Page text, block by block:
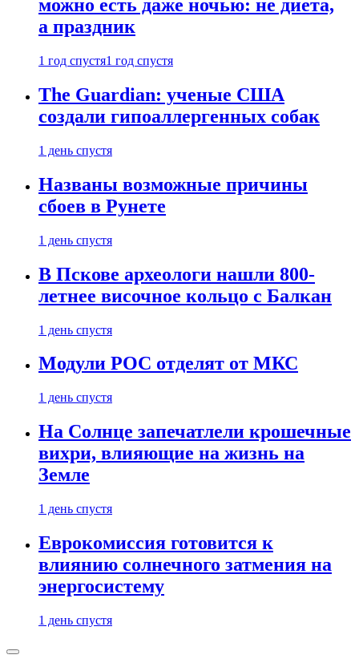
можно есть даже ночью: не диета,
а праздник
1 год спустя1 год спустя
The Guardian: ученые США
создали гипоаллергенных собак
1 день спустя
Названы возможные причины
сбоев в Рунете
1 день спустя
В Пскове археологи нашли 800-
летнее височное кольцо с Балкан
1 день спустя
Модули РОС отделят от МКС
1 день спустя
На Солнце запечатлели крошечные
вихри, влияющие на жизнь на
Земле
1 день спустя
Еврокомиссия готовится к
влиянию солнечного затмения на
энергосистему
1 день спустя